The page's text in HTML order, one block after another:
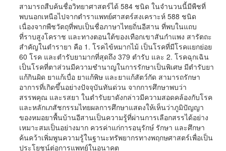
สามารถสืบค้นชื่อวิทยาศาสตร์ได้ 584 ชนิด ในจำนวนนี้มีพืชที่
พบนอกเหนือไปจากตำราแพทย์ศาสตร์สงเคราะห์ 588 ชนิด
เนื่องจากพืชวัตถุที่พบเป็นชื่อภาษาไทยถิ่นอีสาน ที่พบในแถบ
ที่ราบสูงโคราช และทางตอนใต้ของเทือกเขาสันกำแพง สารัตถะ
สำคัญในตำรายา คือ 1. โรคไข้หมากไม้ เป็นโรคที่มีโรคแยกย่อย
60 โรค และตำรับยามากที่สุดถึง 379 ตำรับ และ 2. โรคฉุกเฉิน
เป็นโรคที่ตาส่วนมีความชำนาญในการรักษาเป็นพิเศษ มีตำรับยา
แก้กินผิด ยาแก้เบื่อ ยาแก้พิษ และยาแก้สัตว์กัด สามารถรักษา
อาการที่เกิดขึ้นอย่างปัจจุบันทันด่วน จากการศึกษาพบว่า
สรรพคุณ และรสยา ในตำรับยาดังกล่าวมีความสอดคล้องกับโรค
และหลักเภสัชกรรมไทยผลการศึกษาแสดงให้เห็นว่าภูมิปัญญา
ของหมอยาพื้นบ้านอีสานเป็นความรู้ที่ผ่านการเลือกสรรได้อย่าง
เหมาะสมเป็นอย่างมาก ควรค่าแก่การอนุรักษ์ รักษา และศึกษา
ค้นคว้าเพิ่มพูนความรู้ในฐานะทรัพยากรทางพฤกษศาสตร์เพื่อเป็น
ประโยชน์ต่อการแพทย์ในอนาคต